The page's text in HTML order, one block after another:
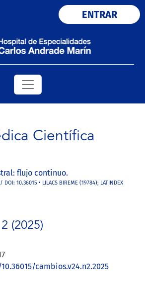
actual es: ENTRAR
Científica
flujo continuo.
10.36015 • LILACS BIREME (19784); LATINDEX
(2025)
cambios.v24.n2.2025